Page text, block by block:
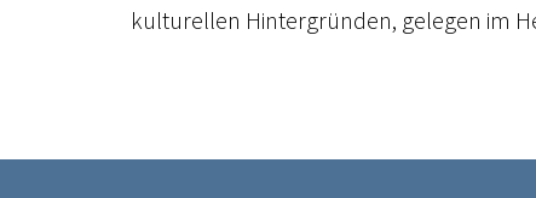
kulturellen Hintergründen, gelegen im